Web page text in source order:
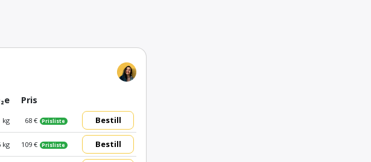
Pris
kg 68 € Prisliste Bestill
kg 109 € Prisliste Bestill